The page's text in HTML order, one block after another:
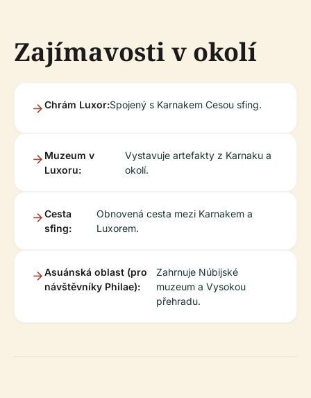
Zajímavosti v okolí
Chrám Luxor:Spojený s Karnakem Cesou sfing.
Muzeum v
Luxoru:
Vystavuje artefakty z Karnaku a
okolí.
Cesta
sfing:
Obnovená cesta mezi Karnakem a
Luxorem.
Asuánská oblast (pro
návštěvníky Philae):
Zahrnuje Núbijské
muzeum a Vysokou
přehradu.